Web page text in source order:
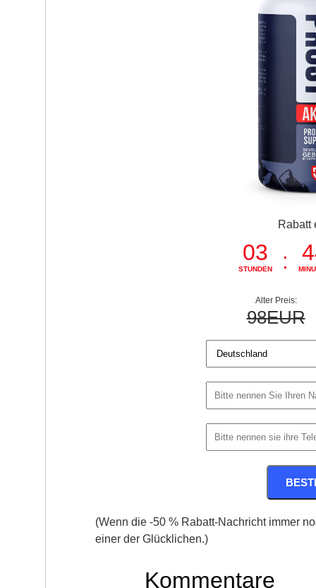
Rabatt
03
STUNDEN :
Alter Preis:
98EUR
(Wenn die -50 % Rabatt-Nachricht immer
einer der Glücklichen.)
Kommentare